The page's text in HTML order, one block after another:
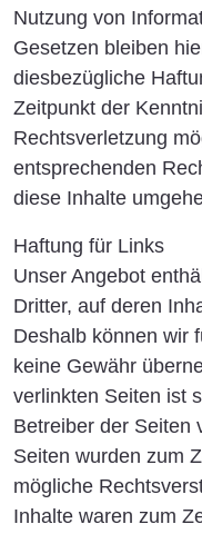
Nutzung von
Gesetzen bleiben
diesbezügliche
Zeitpunkt der
Rechtsverletzung
entsprechenden
diese Inhalte
Haftung für Links
Unser Angebot
Dritter, auf deren
Deshalb können wir
keine Gewähr
verlinkten Seiten ist
Betreiber der Seiten
Seiten wurden zum
mögliche
Inhalte waren zum